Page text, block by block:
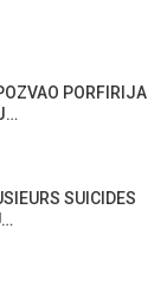
PORFIRIJA
SUICIDES